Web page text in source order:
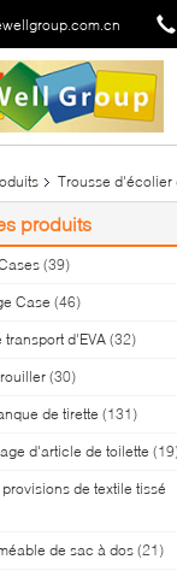
Trousse d'écolier
produits
(39)
Case (46)
transport d'EVA (32)
(30)
de tirette (131)
d'article de toilette
de textile tissé
de sac à dos(21)